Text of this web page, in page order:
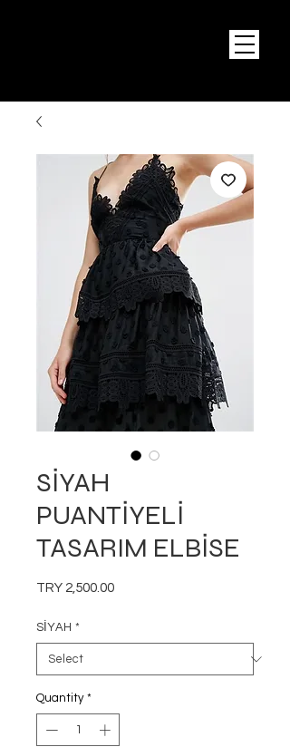
SİYAH
PUANTİYELİ
TASARIM ELBİSE
TRY 2,500.00Price
SİYAH *
Quantity *